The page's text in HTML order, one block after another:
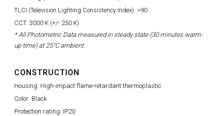
TLCI (Television Lighting Consistency Index): >90
CCT: 3000 K (+/- 250 K)
* All Photometric Data measured in steady state (30 minutes warm-
up time) at 25°C ambient.
CONSTRUCTION
Housing: High-impact flame-retardant thermoplastic
Color: Black
Protection rating: IP20